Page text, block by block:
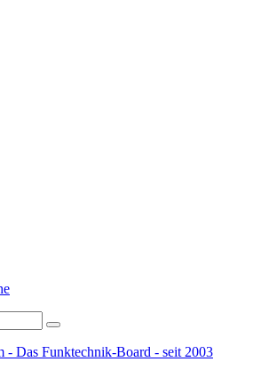
- Das Funktechnik-Board - seit 2003